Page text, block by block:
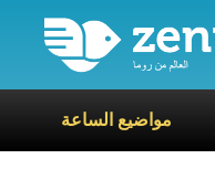
مواضيع الساعة